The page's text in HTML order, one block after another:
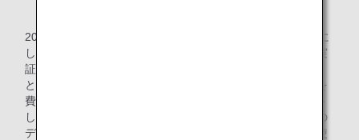
20回ほどの実証実験を行ってきましたが、アイディアを形に
して実際にモノを動かすということは本当に大変でした。実
証実験に参加していただける生産者や小売業を見つけるこ
と、この事業の意義を理解していただくことに多くの時間を
費やしました。知り合いに頼んで小さな小売店からスタート
していきました。小売りではないのですが、ある歌手の方の
ディナーショーで提供されるデザートに朝採れフルーツを使